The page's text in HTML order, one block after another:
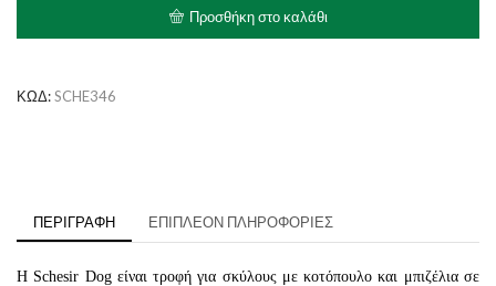
ποσότητα
Προσθήκη στο καλάθι
ΚΩΔ:SCHE346
ΠΕΡΙΓΡΑΦΉ ΕΠΙΠΛΈΟΝ ΠΛΗΡΟΦΟΡΊΕΣ
Η Schesir Dog είναι τροφή για σκύλους με κοτόπουλο και μπιζέλια σε